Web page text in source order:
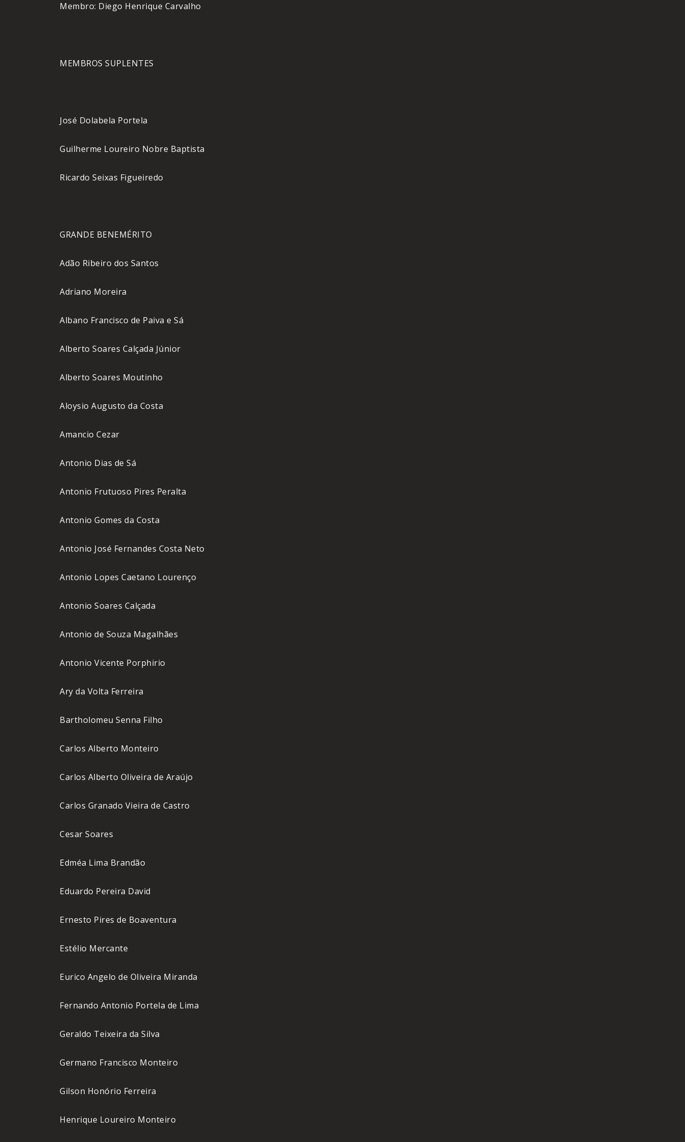
Membro: Diego Henrique Carvalho
MEMBROS SUPLENTES
José Dolabela Portela
Guilherme Loureiro Nobre Baptista
Ricardo Seixas Figueiredo
GRANDE BENEMÉRITO
Adão Ribeiro dos Santos
Adriano Moreira
Albano Francisco de Paiva e Sá
Alberto Soares Calçada Júnior
Alberto Soares Moutinho
Aloysio Augusto da Costa
Amancio Cezar
Antonio Dias de Sá
Antonio Frutuoso Pires Peralta
Antonio Gomes da Costa
Antonio José Fernandes Costa Neto
Antonio Lopes Caetano Lourenço
Antonio Soares Calçada
Antonio de Souza Magalhães
Antonio Vicente Porphirio
Ary da Volta Ferreira
Bartholomeu Senna Filho
Carlos Alberto Monteiro
Carlos Alberto Oliveira de Araújo
Carlos Granado Vieira de Castro
Cesar Soares
Edméa Lima Brandão
Eduardo Pereira David
Ernesto Pires de Boaventura
Estélio Mercante
Eurico Angelo de Oliveira Miranda
Fernando Antonio Portela de Lima
Geraldo Teixeira da Silva
Germano Francisco Monteiro
Gilson Honório Ferreira
Henrique Loureiro Monteiro